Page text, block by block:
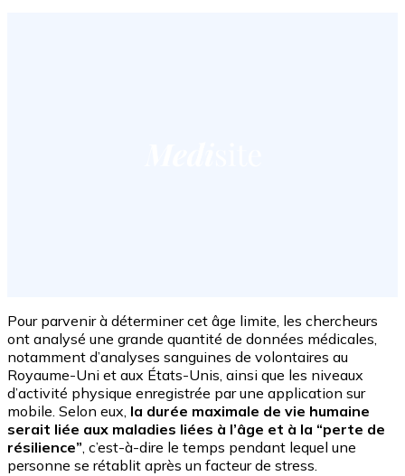
Pour parvenir à déterminer cet âge limite, les chercheurs
ont analysé une grande quantité de données médicales,
notamment d’analyses sanguines de volontaires au
Royaume-Uni et aux États-Unis, ainsi que les niveaux
d’activité physique enregistrée par une application sur
mobile. Selon eux, la durée maximale de vie humaine
serait liée aux maladies liées à l’âge et à la “perte de
résilience”, c’est-à-dire le temps pendant lequel une
personne se rétablit après un facteur de stress.